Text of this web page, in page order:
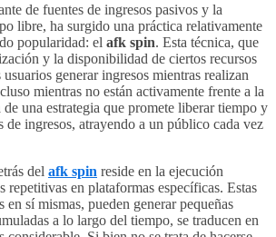
de fuentes de ingresos pasivos y la
libre, ha surgido una práctica relativamente
popularidad: el afk spin. Esta técnica, que
y la disponibilidad de ciertos recursos
generar ingresos mientras realizan
mientras no están activamente frente a la
una estrategia que promete liberar tiempo y
de ingresos, atrayendo a un público cada vez
del afk spin reside en la ejecución
repetitivas en plataformas específicas. Estas
en sí mismas, pueden generar pequeñas
a lo largo del tiempo, se traducen en